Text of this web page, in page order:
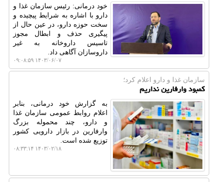
خود درمانی: رئیس سازمان غذا و
دارو با اشاره به شرایط پیچیده و
سخت حوزه دارو، در عین حال از
پیگیری حذف و ابطال مجوز
تاسیس داروخانه به غیر
داروسازان آگاهی داد.
۱۴۰۳/۰۶/۰۷ ۰۹:۰۸:۵۹
سازمان غذا و دارو اعلام كرد؛
کمبود وارفارین نداریم
به گزارش خود درمانی، بنابر
اعلام روابط عمومی سازمان غذا
و دارو، چند محموله بزرگ
وارفارین در بازار دارویی کشور
توزیع شده است.
۱۴۰۳/۰۲/۱۸ ۰۸:۳۳:۱۴